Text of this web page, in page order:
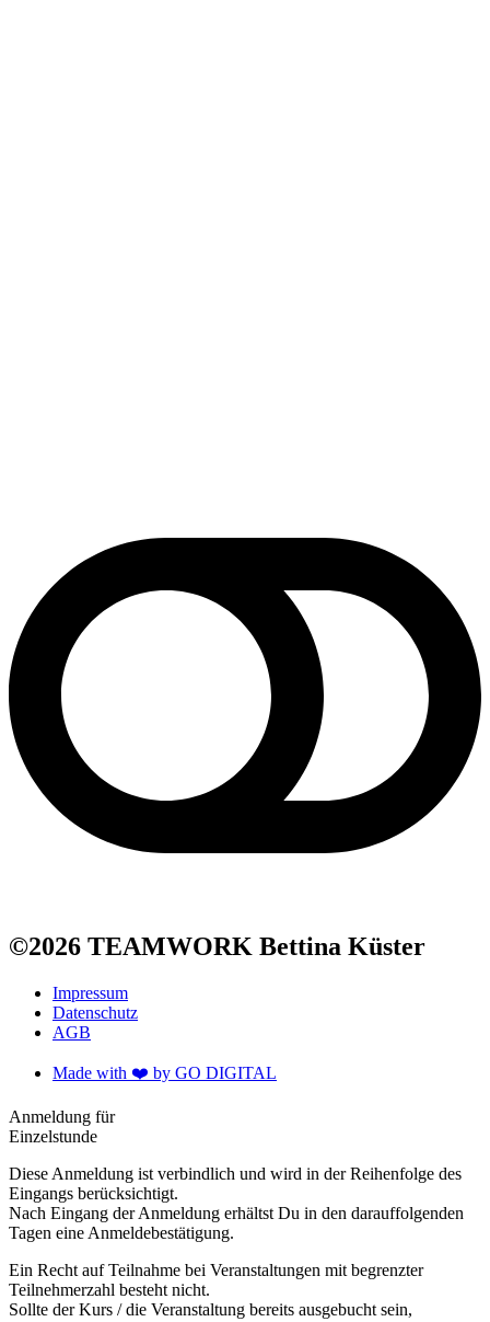
©2026 TEAMWORK Bettina Küster
Impressum
Datenschutz
AGB
Made with ❤️️ by GO DIGITAL
Anmeldung für
Einzelstunde
Diese Anmeldung ist verbindlich und wird in der Reihenfolge des
Eingangs berücksichtigt.
Nach Eingang der Anmeldung erhältst Du in den darauffolgenden
Tagen eine Anmeldebestätigung.
Ein Recht auf Teilnahme bei Veranstaltungen mit begrenzter
Teilnehmerzahl besteht nicht.
Sollte der Kurs / die Veranstaltung bereits ausgebucht sein,